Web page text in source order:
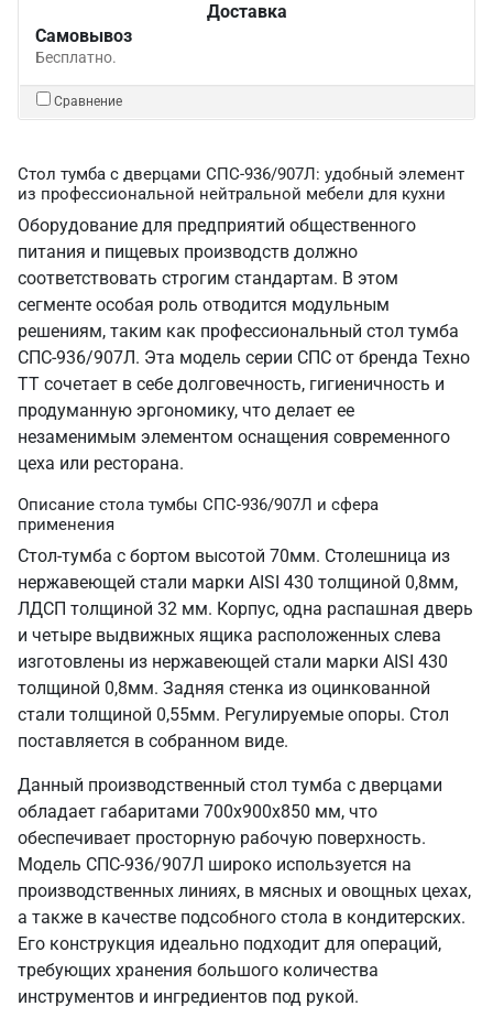
Доставка
Самовывоз
Бесплатно.
Сравнение
Стол тумба с дверцами СПС-936/907Л: удобный элемент
из профессиональной нейтральной мебели для кухни
Оборудование для предприятий общественного
питания и пищевых производств должно
соответствовать строгим стандартам. В этом
сегменте особая роль отводится модульным
решениям, таким как профессиональный стол тумба
СПС-936/907Л. Эта модель серии СПС от бренда Техно
ТТ сочетает в себе долговечность, гигиеничность и
продуманную эргономику, что делает ее
незаменимым элементом оснащения современного
цеха или ресторана.
Описание стола тумбы СПС-936/907Л и сфера
применения
Стол-тумба с бортом высотой 70мм. Столешница из
нержавеющей стали марки AISI 430 толщиной 0,8мм,
ЛДСП толщиной 32 мм. Корпус, одна распашная дверь
и четыре выдвижных ящика расположенных слева
изготовлены из нержавеющей стали марки AISI 430
толщиной 0,8мм. Задняя стенка из оцинкованной
стали толщиной 0,55мм. Регулируемые опоры. Стол
поставляется в собранном виде.
Данный производственный стол тумба с дверцами
обладает габаритами 700х900х850 мм, что
обеспечивает просторную рабочую поверхность.
Модель СПС-936/907Л широко используется на
производственных линиях, в мясных и овощных цехах,
а также в качестве подсобного стола в кондитерских.
Его конструкция идеально подходит для операций,
требующих хранения большого количества
инструментов и ингредиентов под рукой.